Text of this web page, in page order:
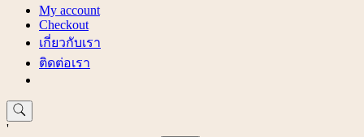
My account
Checkout
เกี่ยวกับเรา
ติดต่อเรา
'